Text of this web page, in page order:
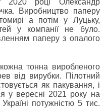
Виробництво паперу
а потім у Луцьку,
у компанії не було.
паперу з опалого
тонна виробленого
від вирубки. Пілотний
як пакування, і
у вересні 2021 року на
потужністю 5 тис.